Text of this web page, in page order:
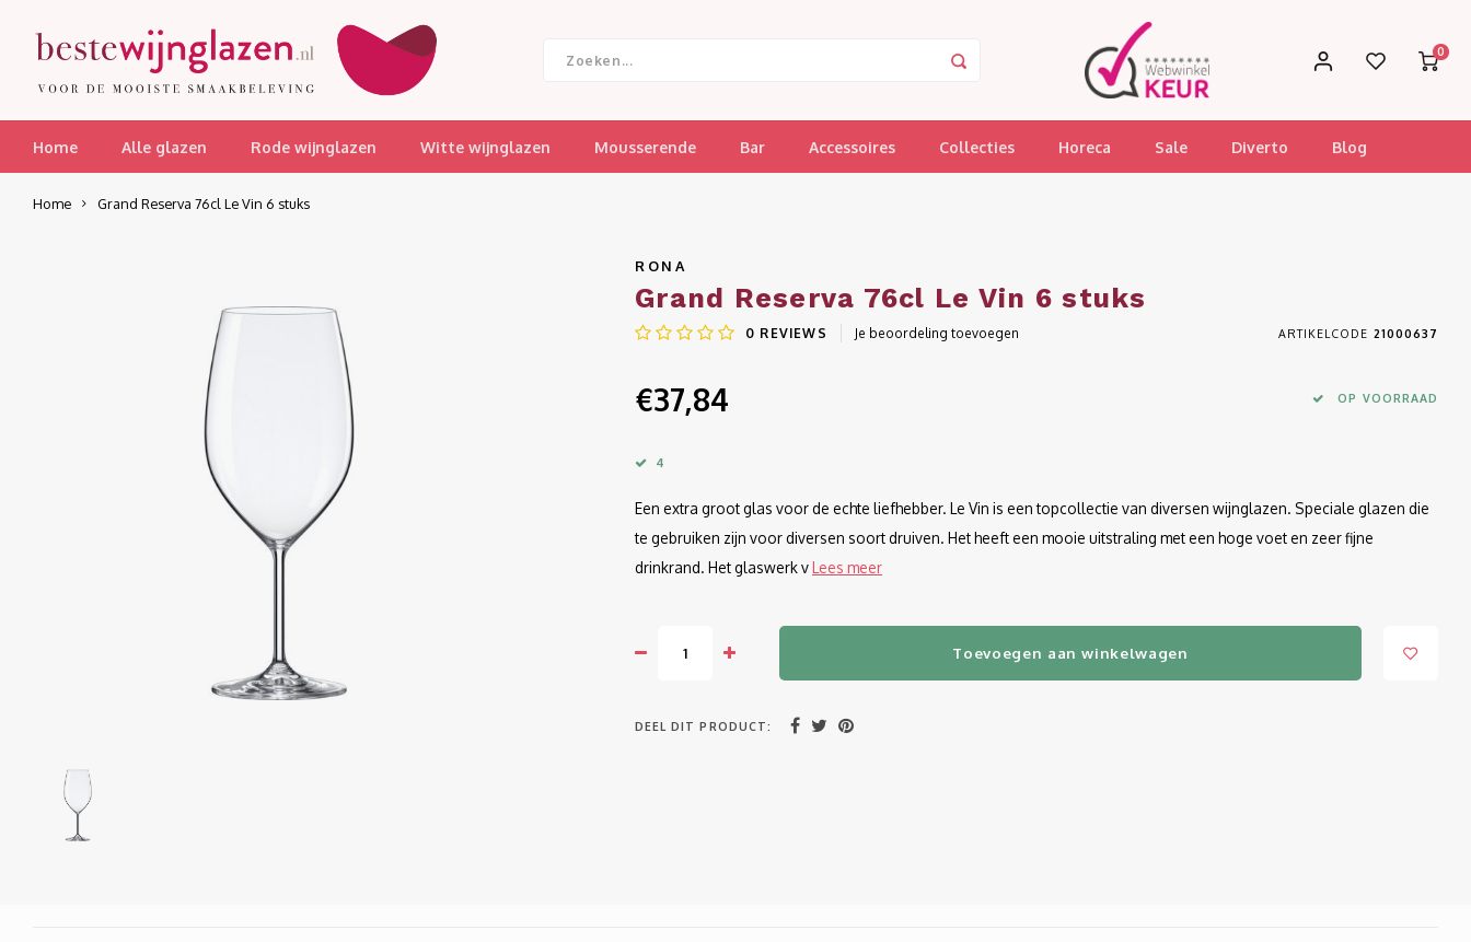
0
Home Alle glazen Rode wijnglazen Witte wijnglazen Mousserende Bar Accessoires Collecties Horeca Sale Diverto Blog
Home Grand Reserva 76cl Le Vin 6 stuks
RONA
Grand Reserva 76cl Le Vin 6 stuks
0 REVIEWS Je beoordeling toevoegen ARTIKELCODE 21000637
€37,84 OP VOORRAAD
4
Een extra groot glas voor de echte liefhebber. Le Vin is een topcollectie van diversen wijnglazen. Speciale glazen die
te gebruiken zijn voor diversen soort druiven. Het heeft een mooie uitstraling met een hoge voet en zeer fijne
drinkrand. Het glaswerk vLees meer
Toevoegen aan winkelwagen
DEEL DIT PRODUCT: